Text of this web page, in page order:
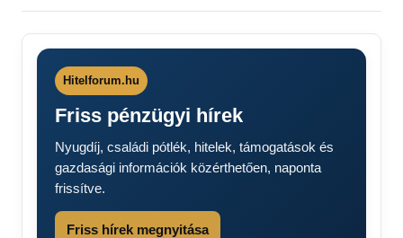
Hitelforum.hu
Friss pénzügyi hírek
Nyugdíj, családi pótlék, hitelek, támogatások és
gazdasági információk közérthetően, naponta
frissítve.
Friss hírek megnyitása